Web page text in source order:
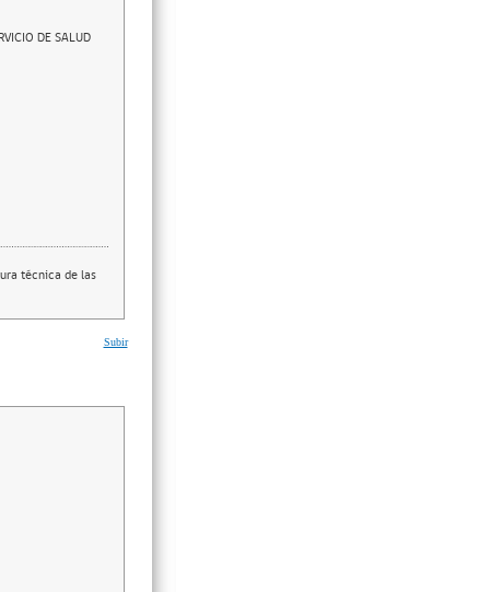
DE SALUD
técnica de las
Subir